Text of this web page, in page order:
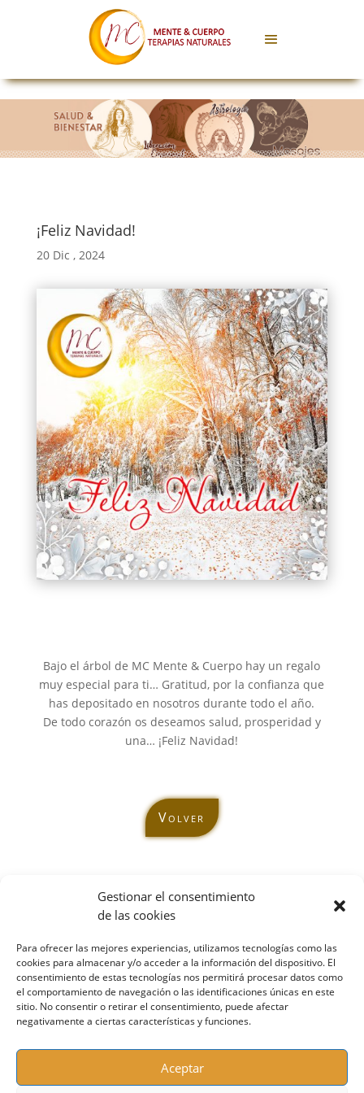
Gestionar el consentimiento
de las cookies
Para ofrecer las mejores experiencias, utilizamos tecnologías como las
cookies para almacenar y/o acceder a la información del dispositivo. El
consentimiento de estas tecnologías nos permitirá procesar datos como
el comportamiento de navegación o las identificaciones únicas en este
sitio. No consentir o retirar el consentimiento, puede afectar
negativamente a ciertas características y funciones.
Aceptar
¡Feliz Navidad!
20 Dic , 2024
Bajo el árbol de MC Mente & Cuerpo hay un regalo
muy especial para ti… Gratitud, por la confianza que
has depositado en nosotros durante todo el año.
De todo corazón os deseamos salud, prosperidad y
una… ¡Feliz Navidad!
Volver
Contacta conmigo:
sonrie@mcmenteycuerpo.com
Móvil / Whatsapp:697 46 07 94
Sígueme en Redes: